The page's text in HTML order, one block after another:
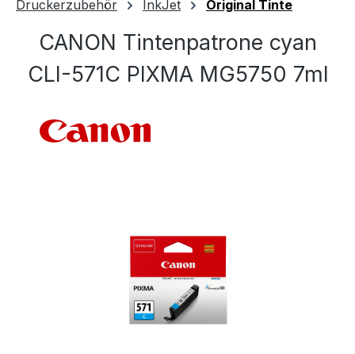
Druckerzubehör InkJet Original Tinte
CANON Tintenpatrone cyan
CLI-571C PIXMA MG5750 7ml